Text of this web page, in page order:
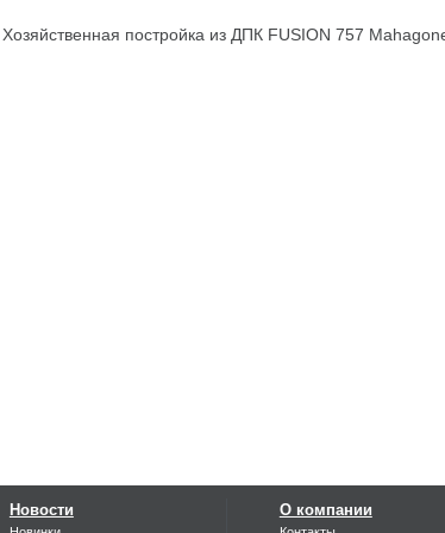
Хозяйственная постройка из ДПК FUSION 757
Новости О компании